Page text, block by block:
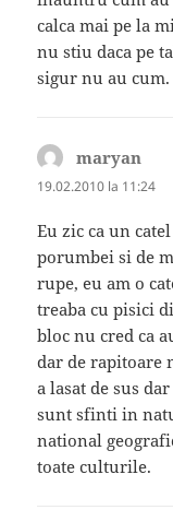
calca mai pe la
nu stiu daca pe
sigur nu au cum.
maryan
19.02.2010 la 11:24
Eu zic ca un
porumbei si de
rupe, eu am o
treaba cu pisici
bloc nu cred ca
dar de rapitoare
a lasat de sus
sunt sfinti in
national
toate culturile.